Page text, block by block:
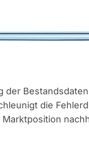
der
die